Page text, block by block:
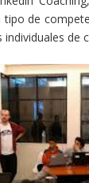
tipo de
individuales de